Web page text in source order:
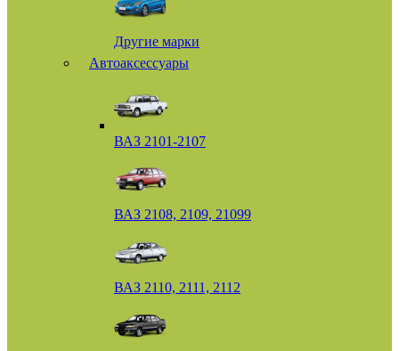
Другие марки
Автоаксессуары
ВАЗ 2101-2107
ВАЗ 2108, 2109, 21099
ВАЗ 2110, 2111, 2112